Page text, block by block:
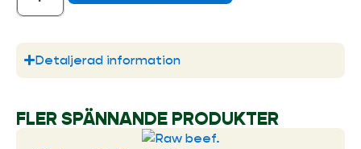
Detaljerad information
FLER SPÄNNANDE PRODUKTER